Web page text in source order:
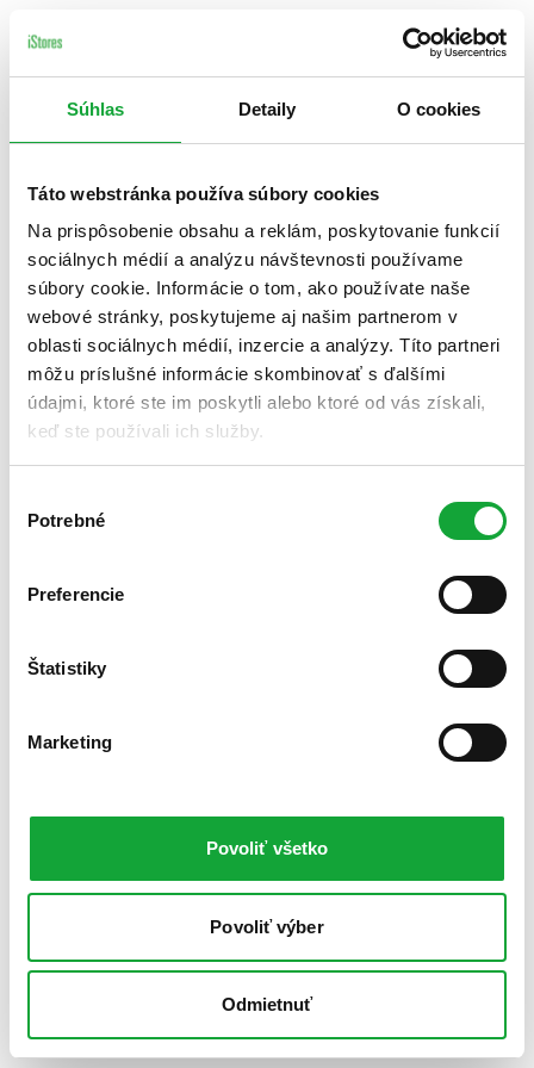
Súhlas Detaily O cookies
Táto webstránka používa súbory cookies
Na prispôsobenie obsahu a reklám, poskytovanie funkcií
sociálnych médií a analýzu návštevnosti používame
súbory cookie. Informácie o tom, ako používate naše
webové stránky, poskytujeme aj našim partnerom v
oblasti sociálnych médií, inzercie a analýzy. Títo partneri
môžu príslušné informácie skombinovať s ďalšími
údajmi, ktoré ste im poskytli alebo ktoré od vás získali,
keď ste používali ich služby.
súhlasu
Potrebné
Preferencie
Štatistiky
Marketing
Povoliť všetko
Povoliť výber
Odmietnuť